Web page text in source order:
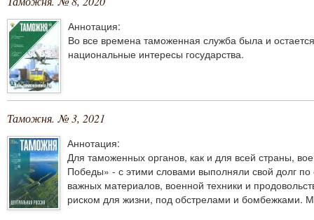
Аннотация:
Во все времена таможенная служба была и
национальные интересы государства.
Таможня. № 3, 2021
Аннотация:
Для таможенных органов, как и для всей страны,
Победы» - с этими словами выполняли свой долг по
важных материалов, военной техники и
риском для жизни, под обстрелами и бомбежками.